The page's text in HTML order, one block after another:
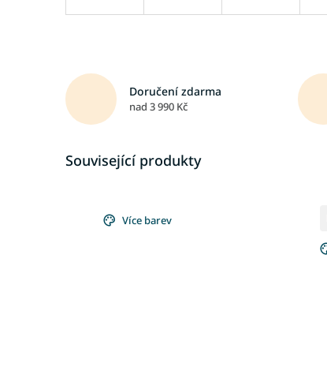
Doručení zdarma
nad 3 990 Kč
Související produkty
Více barev